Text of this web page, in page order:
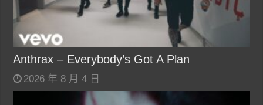
Anthrax – Everybody’s Got A Plan
2026 年 8 月 4 日